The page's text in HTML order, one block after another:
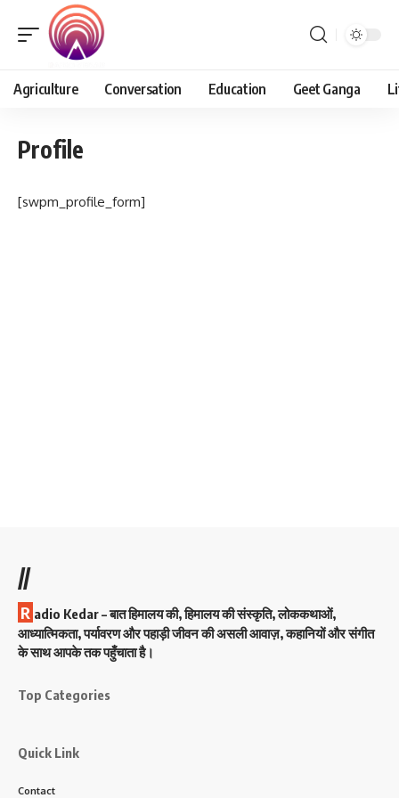
Agriculture Conversation Education Geet Ganga
Profile
[swpm_profile_form]
//
R adio Kedar – बात हिमालय की, हिमालय की संस्कृति, लोककथाओं,
आध्यात्मिकता, पर्यावरण और पहाड़ी जीवन की असली आवाज़, कहानियों और संगीत
के साथ आपके तक पहुँचाता है।
Top Categories
Quick Link
Contact